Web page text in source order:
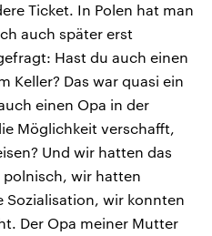
Ticket. In Polen hat man
auch später erst
Hast du auch einen
Keller? Das war quasi ein
einen Opa in der
Möglichkeit verschafft,
Und wir hatten das
wir hatten
Sozialisation, wir konnten
Der Opa meiner Mutter